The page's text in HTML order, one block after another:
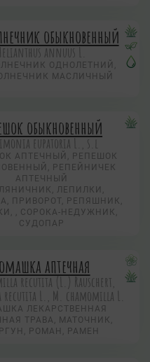
обыкновенный
annuus L.
ОДНОЛЕТНИЙ,
МАСЛИЧНЫЙ
обыкновенный
eupatoria L., s.l
АПТЕЧНЫЙ, РЕПЕШОК
РЕПЕЙНИЧЕК
АПТЕЧНЫЙ
ЛЕПИЛКИ,
ПРИВОРОТ, РЕПЯШНИК,
, СОРОКА-НЕДУЖНИК,
СУДОПАР
аптечная
recutita (L.) Rauschert,
L., M. chamomilla L.
ЛЕКАРСТВЕННАЯ
ТРАВА, МАТОЧНИК,
РОМАН, РАМЕН